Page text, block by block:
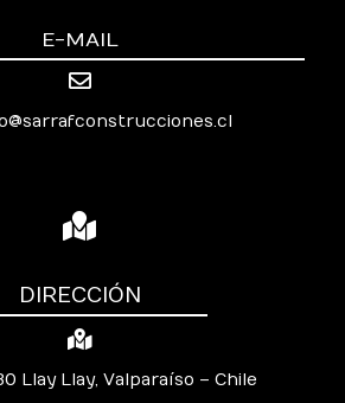
E-MAIL
DIRECCIÓN
Llay Llay, Valparaíso – Chile